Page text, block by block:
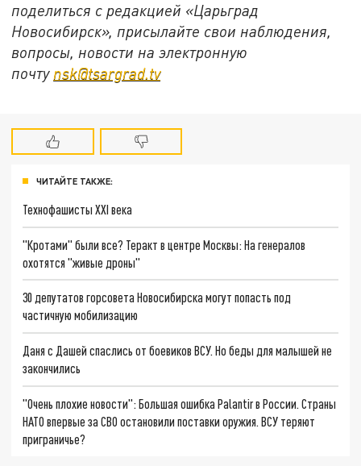
поделиться с редакцией «Царьград
Новосибирск», присылайте свои наблюдения,
вопросы, новости на электронную
почту nsk@tsargrad.tv
ЧИТАЙТЕ ТАКЖЕ:
Технофашисты XXI века
"Кротами" были все? Теракт в центре Москвы: На генералов
охотятся "живые дроны"
30 депутатов горсовета Новосибирска могут попасть под
частичную мобилизацию
Даня с Дашей спаслись от боевиков ВСУ. Но беды для малышей не
закончились
"Очень плохие новости": Большая ошибка Palantir в России. Страны
НАТО впервые за СВО остановили поставки оружия. ВСУ теряют
приграничье?